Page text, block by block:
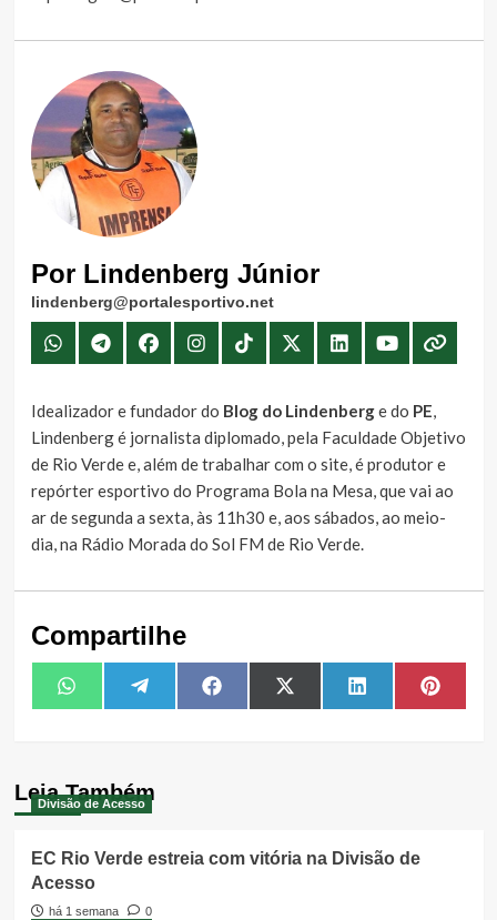
Por Lindenberg Júnior
lindenberg@portalesportivo.net
Idealizador e fundador do Blog do Lindenberge do PE,
Lindenberg é jornalista diplomado, pela Faculdade Objetivo
de Rio Verde e, além de trabalhar com o site, é produtor e
repórter esportivo do Programa Bola na Mesa, que vai ao
ar de segunda a sexta, às 11h30 e, aos sábados, ao meio-
dia, na Rádio Morada do Sol FM de Rio Verde.
Compartilhe
Share
on
WhatsAppShare
on
TelegramShare
on
FacebookShare
on
X
(Twitter)
Share
on
LinkedIn Share
on
Leia Também
Divisão de Acesso
EC Rio Verde estreia com vitória na Divisão de
Acesso
há 1 semana
0